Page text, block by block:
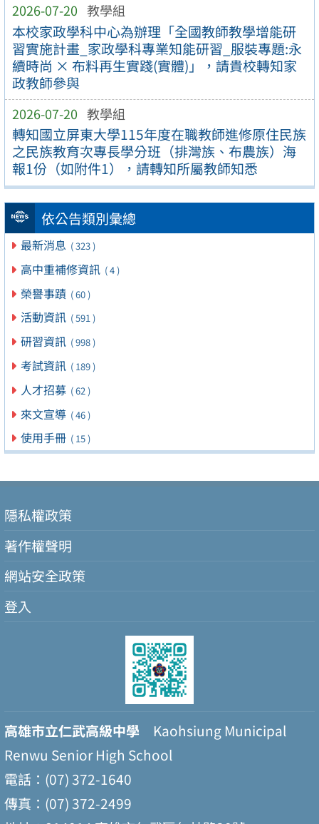
2026-07-20 教學組
本校家政學科中心為辦理「全國教師教學增能研
習實施計畫_家政學科專業知能研習_服裝專題:永
續時尚 × 布料再生實踐(實體)」，請貴校轉知家
政教師參與
2026-07-20 教學組
轉知國立屏東大學115年度在職教師進修原住民族
之民族教育次專長學分班（排灣族、布農族）海
報1份（如附件1），請轉知所屬教師知悉
依公告類別彙總
最新消息 ( 323 )
高中重補修資訊 ( 4 )
榮譽事蹟 ( 60 )
活動資訊 ( 591 )
研習資訊 ( 998 )
考試資訊 ( 189 )
人才招募 ( 62 )
來文宣導 ( 46 )
使用手冊 ( 15 )
隱私權政策
著作權聲明
網站安全政策
登入
高雄市立仁武高級中學 Kaohsiung Municipal
Renwu Senior High School
電話：(07) 372-1640
傳真：(07) 372-2499